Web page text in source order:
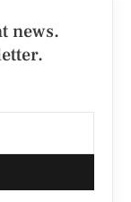
news.